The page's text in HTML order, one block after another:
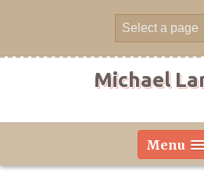
Michael
Menu